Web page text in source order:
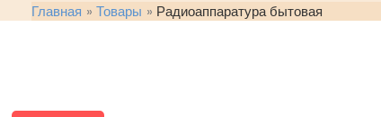
Главная Товары Радиоаппаратура бытовая